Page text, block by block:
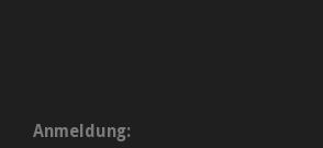
Anmeldung: